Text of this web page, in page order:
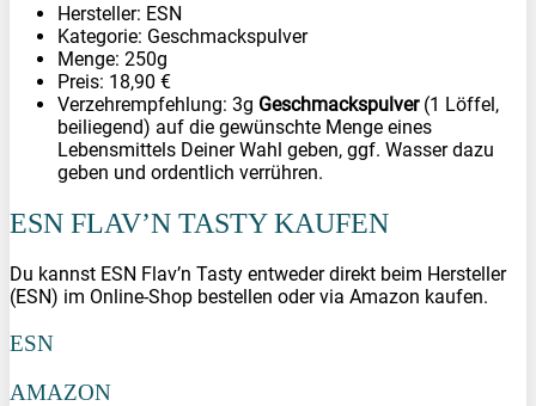
Hersteller: ESN
Kategorie: Geschmackspulver
Menge: 250g
Preis: 18,90 €
Verzehrempfehlung: 3g Geschmackspulver(1 Löffel,
beiliegend) auf die gewünschte Menge eines
Lebensmittels Deiner Wahl geben, ggf. Wasser dazu
geben und ordentlich verrühren.
ESN FLAV’N TASTY KAUFEN
Du kannst ESN Flav’n Tasty entweder direkt beim Hersteller
(ESN) im Online-Shop bestellen oder via Amazon kaufen.
ESN
AMAZON